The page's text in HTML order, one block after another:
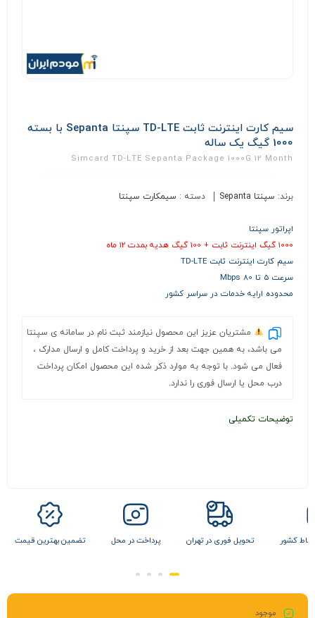
سیم کارت اینترنت ثابت TD-LTE سپنتا Sepanta با بسته
1000 گیگ یک ساله
Simcard TD-LTE Sepanta Package 1000G 12 Month
برند: سپنتا Sepanta دسته : سیمکارت سپنتا
اپراتور سپنتا
1000 گیگ اینترنت ثابت + 100 گیگ هدیه بمدت 12 ماه
سیم کارت اینترنت ثابت TD-LTE
سرعت 5 تا 80 Mbps
محدوده ارایه خدمات در سراسر کشور
مشتریان عزیز این محصول نیازمند ثبت نام در سامانه ی سپنتا
می باشد، به همین جهت بعد از خرید و پرداخت کامل و ارسال مدارک ،
فعال می شود. با توجه به موارد ذکر شده این محصول امکان پرداخت
درب محل یا ارسال فوری را ندارد.
توضیحات تکمیلی
کشور تحویل فوری در تهران پرداخت در محل تضمین بهترین قیمت
موجود